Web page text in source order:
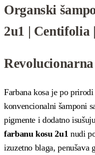
Organski
2u1 | Centifolia
Farbana kosa je po
konvencionalni šamponi
pigmente i dodatno
farbanu kosu 2u1 nudi
izuzetno blaga, penušava